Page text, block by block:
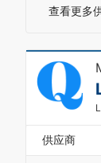
查看更多
供应商